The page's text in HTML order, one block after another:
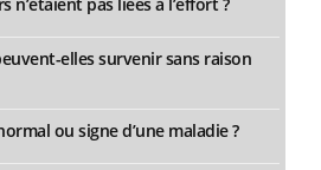
elles survenir sans raison
ou signe d’une maladie ?